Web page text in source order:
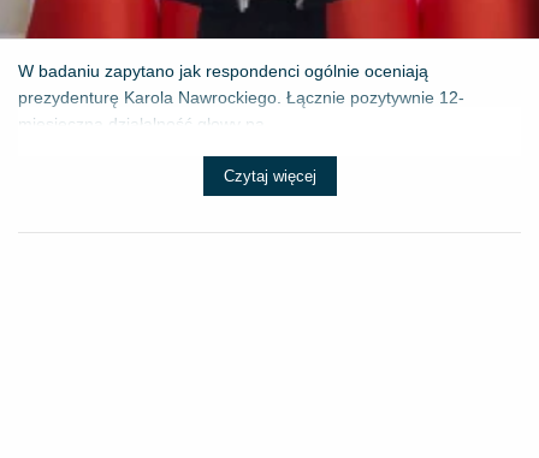
W badaniu zapytano jak respondenci ogólnie oceniają
prezydenturę Karola Nawrockiego. Łącznie pozytywnie 12-
miesięczną działalność głowy pa...
Czytaj więcej